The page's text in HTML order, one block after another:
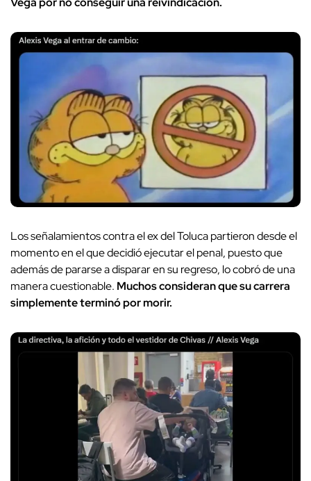
Los señalamientos contra el ex del Toluca partieron desde el
momento en el que decidió ejecutar el penal, puesto que
además de pararse a disparar en su regreso, lo cobró de una
manera cuestionable. Muchos consideran que su carrera
simplemente terminó por morir.